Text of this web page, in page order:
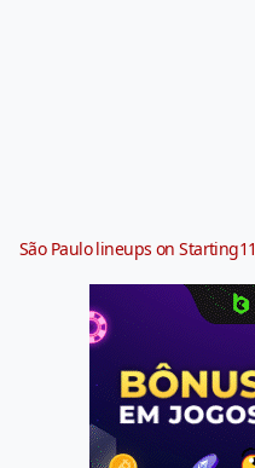
São Paulo lineups on Starting11